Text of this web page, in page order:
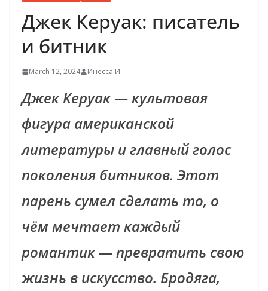
Джек Керуак: писатель
и битник
March 12, 2024 Инесса И.
Джек Керуак — культовая
фигура американской
литературы и главный голос
поколения битников. Этот
парень сумел сделать то, о
чём мечтает каждый
романтик — превратить свою
жизнь в искусство. Бродяга,